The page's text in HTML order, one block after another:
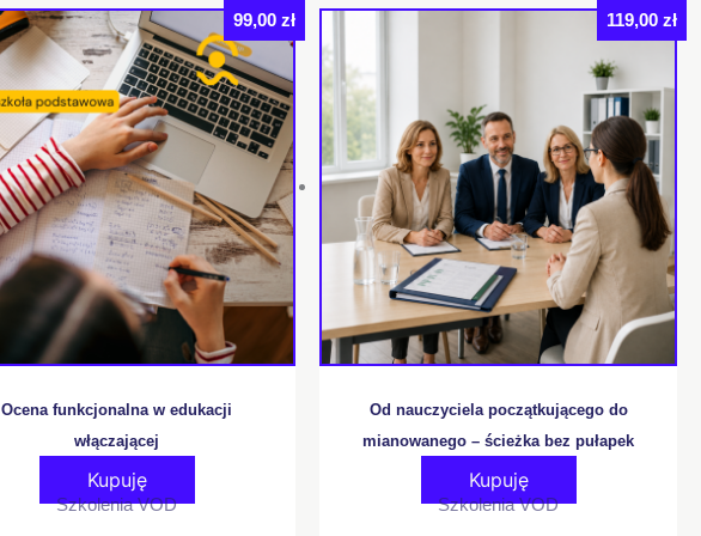
Ocena funkcjonalna w edukacji
włączającej
99,00 zł
Kupuję
Szkolenia VOD
Od nauczyciela początkującego do
mianowanego – ścieżka bez pułapek
119,00 zł
Kupuję
Szkolenia VOD